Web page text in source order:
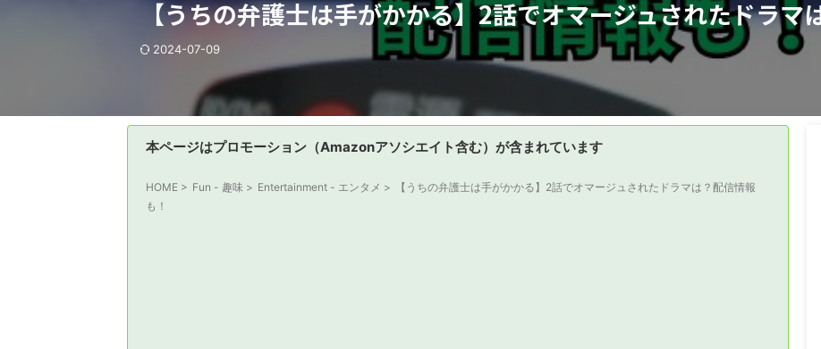
【うちの弁護士は手がかかる】2話でオマージュされたドラマ
2024-07-09
本ページはプロモーション（Amazonアソシエイト含む）が含まれています
HOME > Fun - 趣味 > Entertainment - エンタメ >
【うちの弁護士は手がかかる】2話でオマージュされたドラマは？配信情報
も！